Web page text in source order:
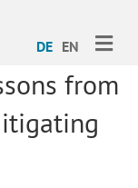
DE EN
from